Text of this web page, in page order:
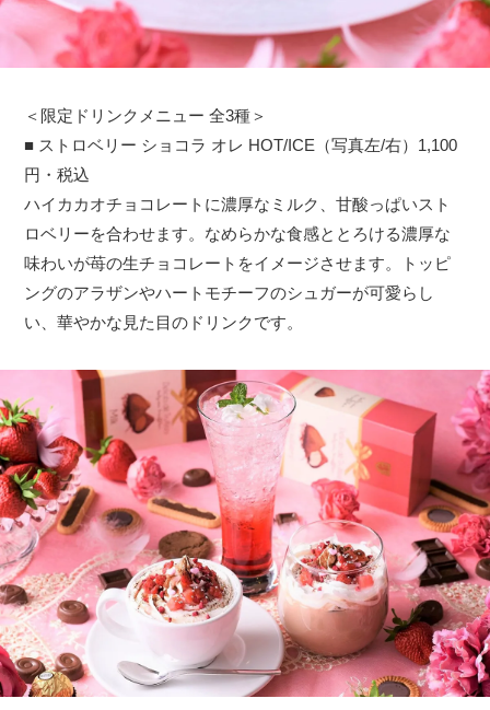
＜限定ドリンクメニュー 全3種＞
■ ストロベリー ショコラ オレ HOT/ICE（写真左/右）1,100
円・税込
ハイカカオチョコレートに濃厚なミルク、甘酸っぱいスト
ロベリーを合わせます。なめらかな食感ととろける濃厚な
味わいが苺の生チョコレートをイメージさせます。トッピ
ングのアラザンやハートモチーフのシュガーが可愛らし
い、華やかな見た目のドリンクです。